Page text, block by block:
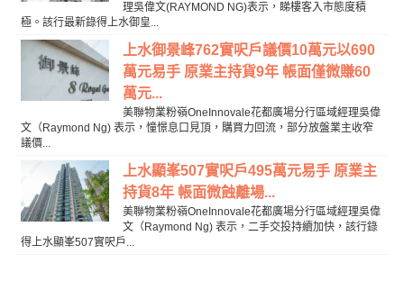
理吳偉文(RAYMOND NG)表示，睇樓客入市態度積
極。該行最新錄得上水御皇...
上水御景峰762實呎戶議價10萬元以690
萬元易手 原業主持貨9年 帳面僅微賺60
萬元...
美聯物業粉嶺OneInnovale花都廣場分行區域經理吳偉
文（Raymond Ng) 表示，憧憬息口見頂，購買力回流，部分放盤業主收窄
議價...
上水顯峯507實呎戶495萬元易手 原業主
持貨8年 帳面微蝕離場...
美聯物業粉嶺OneInnovale花都廣場分行區域經理吳偉
文（Raymond Ng) 表示，二手交投持續加快，該行錄
得上水顯峯507實呎戶...